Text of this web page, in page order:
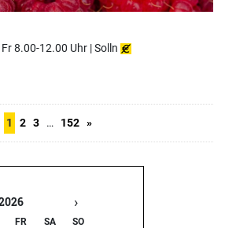
8.00-12.00 Uhr |Solln
1 2 3 … 152 »
›
FR SA
SO